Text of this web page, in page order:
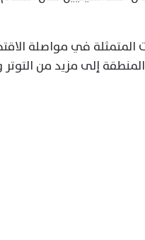
المتمثلة في مواصلة
إلى مزيد من التوتر